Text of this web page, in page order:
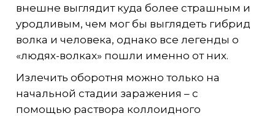
внешне выглядит куда более страшным и
уродливым, чем мог бы выглядеть гибрид
волка и человека, однако все легенды о
«людях-волках» пошли именно от них.
Излечить оборотня можно только на
начальной стадии заражения – с
помощью раствора коллоидного